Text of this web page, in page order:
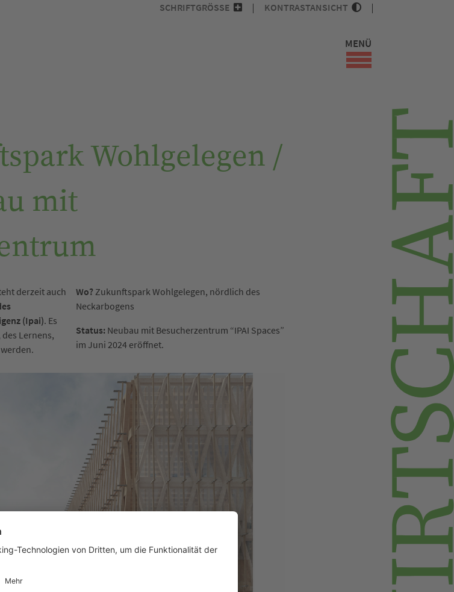
SCHRIFTGRÖSSE KONTRASTANSICHT
MENÜ
Wohlgelegen /
mit
derzeit auch
(Ipai). Es
Lernens,
Wo? Zukunftspark Wohlgelegen, nördlich des
Neckarbogens
Status: Neubau mit Besucherzentrum “IPAI Spaces”
im Juni 2024 eröffnet.